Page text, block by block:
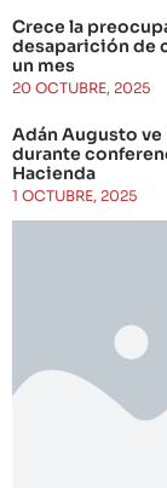
Crece la
desaparición de
un mes
20 OCTUBRE, 2025
Adán Augusto
durante
Hacienda
1 OCTUBRE, 2025